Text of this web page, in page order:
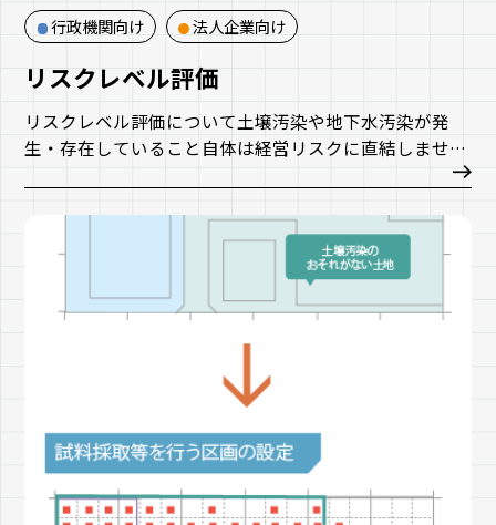
行政機関向け 法人企業向け
リスクレベル評価
リスクレベル評価について土壌汚染や地下水汚染が発
生・存在していること自体は経営リスクに直結しませ
ん。発生している汚染が顕在化し、かつ顕在化した汚染
にとって許容できない損害をもたらすリスクとなりま
す。
当社では地歴調査により把握した汚染の可能性を、短期
際のリスク評価に活用し、かつそれらを複数の所有不動
産で比較することで、企業が所有する不動産の流動化戦
略（CRE戦略）を立案するのに役立てます。